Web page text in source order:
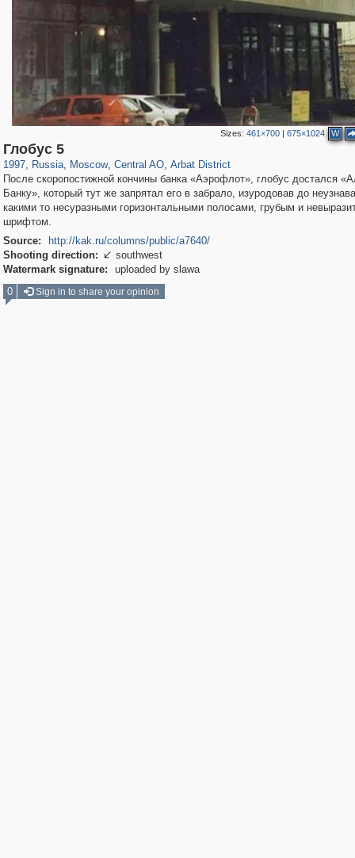
Sizes: 461×700| 675×1024 W
Глобус 5
1997, Russia
1,406,840
, Moscow
319,864
, Central AO, Arbat District
После скоропостижной кончины банка «Аэрофлот», глобус достался
Банку», который тут же запрятал его в забрало, изуродовав до
какими то несуразными горизонтальными полосами, грубым и
шрифтом.
Source:
http://kak.ru/columns/public/a7640/
Shooting direction:  southwest
Watermark signature:
uploaded by slawa
0
Sign in to share your opinion